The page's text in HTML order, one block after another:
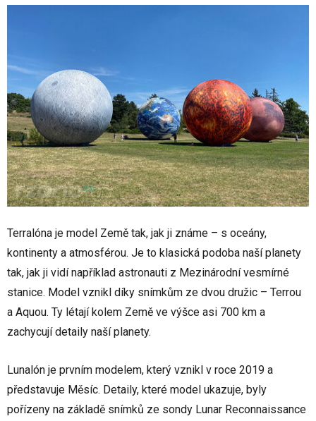
Terralóna je model Země tak, jak ji známe – s oceány,
kontinenty a atmosférou. Je to klasická podoba naší planety
tak, jak ji vidí například astronauti z Mezinárodní vesmírné
stanice. Model vznikl díky snímkům ze dvou družic – Terrou
a Aquou. Ty létají kolem Země ve výšce asi 700 km a
zachycují detaily naší planety.
Lunalón je prvním modelem, který vznikl v roce 2019 a
představuje Měsíc. Detaily, které model ukazuje, byly
pořízeny na základě snímků ze sondy Lunar Reconnaissance